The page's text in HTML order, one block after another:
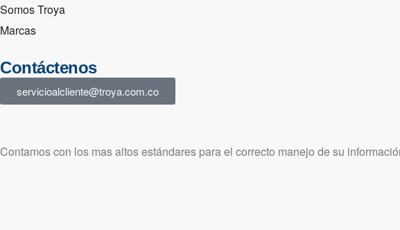
Somos Troya
Marcas
Contáctenos
servicioalcliente@troya.com.co
Contamos con los mas altos estándares para el correcto manejo de su